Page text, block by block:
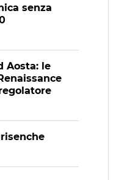
senza
Aosta: le